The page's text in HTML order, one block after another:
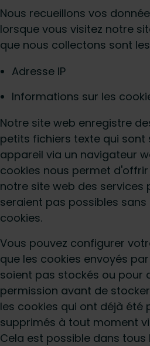
Nous recueillons vos
lorsque vous visitez notre
que nous collectons sont
Adresse IP
Informations sur les
Notre site web enregistre
petits fichiers texte qui sont
appareil via un navigateur
cookies nous permet
notre site web des services
seraient pas possibles
cookies.
Vous pouvez configurer
que les cookies envoyés
soient pas stockés ou pour
permission avant de
les cookies qui ont déjà été
supprimés à tout moment
Cela est possible dans